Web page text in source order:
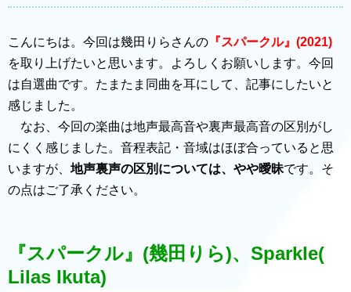
こんにちは。今回は幾田りらさんの 『スパークル』(2021)
を取り上げたいと思います。よろしくお願いします。今回
は自選曲です。たまたま同曲を耳にして、記事にしたいと
感じました。
なお、今回の楽曲は地声最高音や裏声最高音の区別がし
にくく感じました。音程表記・音域はほぼ合っていると思
いますが、 地声裏声の区別については、やや曖昧です。そ
の点はご了承ください。
『スパークル』(幾田りら)、Sparkle(
Lilas Ikuta)